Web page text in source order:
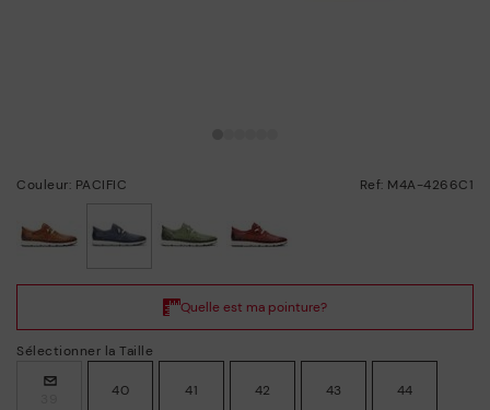
Couleur: PACIFIC Ref: M4A-4266C1
Sélectionner la Taille
40 41 42 43 44